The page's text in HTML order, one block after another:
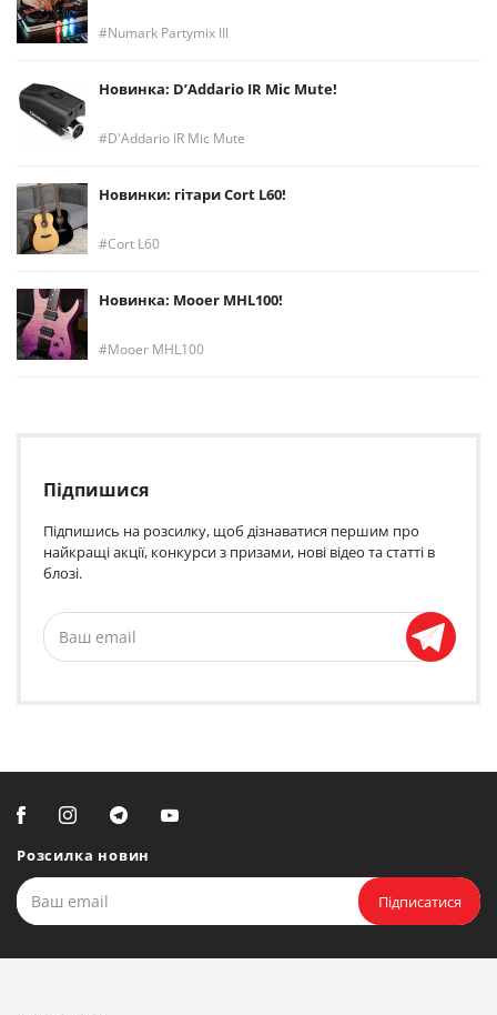
Numark Partymix III
Новинка: D’Addario IR Mic Mute!
D'Addario IR Mic Mute
Новинки: гітари Cort L60!
Cort L60
Новинка: Mooer MHL100!
Mooer MHL100
Підпишися
Підпишись на розсилку, щоб дізнаватися першим про
найкращі акції, конкурси з призами, нові відео та статті в
блозі.
Розсилка новин
Підписатися